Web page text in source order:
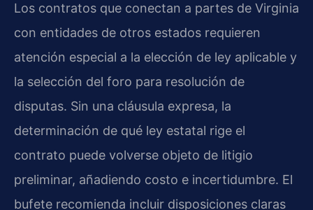
Los contratos que conectan a partes de Virginia
con entidades de otros estados requieren
atención especial a la elección de ley aplicable y
la selección del foro para resolución de
disputas. Sin una cláusula expresa, la
determinación de qué ley estatal rige el
contrato puede volverse objeto de litigio
preliminar, añadiendo costo e incertidumbre. El
bufete recomienda incluir disposiciones claras